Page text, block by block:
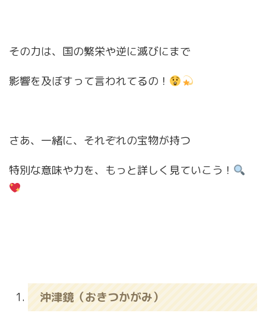
その力は、国の繁栄や逆に滅びにまで
影響を及ぼすって言われてるの！
さあ、一緒に、それぞれの宝物が持つ
特別な意味や力を、もっと詳しく見ていこう！
沖津鏡（おきつかがみ）